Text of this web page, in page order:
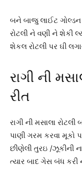
બને બાજુ લાઈટ ગોલ્ડન
રોટલી ને વણી ને શેકી
શેકલ રોટલી પર ઘી
રાગી ની
રીત
રાગી ની મસાલા
પાણી ગરમ કરવા મૂકો
છીણેલી તુરઇ /ઝૂકીની
ત્યાર બાદ ગેસ બંધ કરી